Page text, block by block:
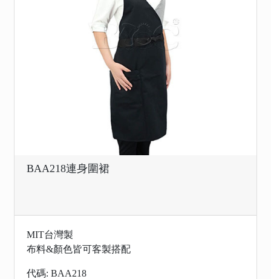
BAA218連身圍裙
MIT台灣製
布料&顏色皆可客製搭配
代碼: BAA218